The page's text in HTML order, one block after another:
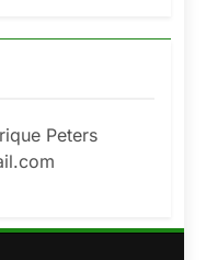
Peters